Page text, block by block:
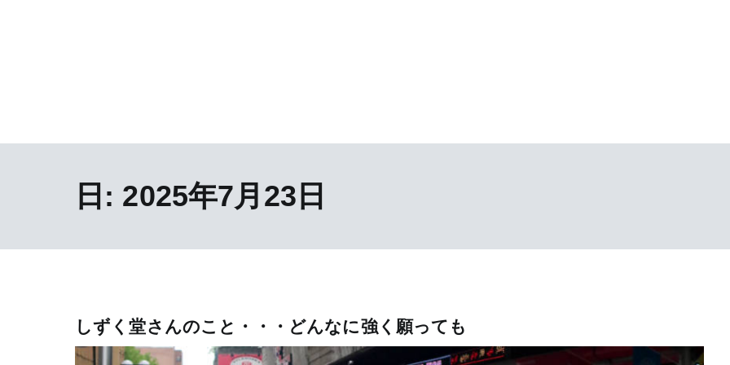
日: 2025年7月23日
しずく堂さんのこと・・・どんなに強く願っても